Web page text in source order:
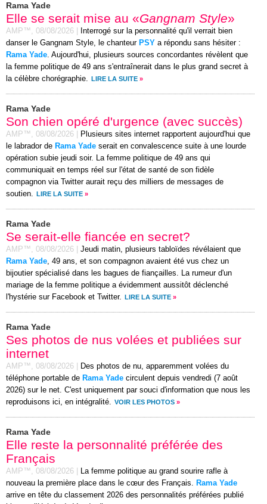
Rama Yade
Elle se serait mise au «Gangnam Style»
AMP™, 08/08/2026
Interrogé sur la personnalité qu'il verrait bien
danser le Gangnam Style, le chanteur PSY a répondu sans hésiter :
Rama Yade. Aujourd'hui, plusieurs sources concordantes révèlent que
la femme politique de 49 ans s'entraînerait dans le plus grand secret à
la célèbre chorégraphie.
LIRE LA SUITE »
Rama Yade
Son chien opéré d'urgence (avec succès)
AMP™, 08/08/2026
Plusieurs sites internet rapportent aujourd'hui que
le labrador de Rama Yade serait en convalescence suite à une lourde
opération subie jeudi soir. La femme politique de 49 ans qui
communiquait en temps réel sur l'état de santé de son fidèle
compagnon via Twitter aurait reçu des milliers de messages de
soutien.
LIRE LA SUITE »
Rama Yade
Se serait-elle fiancée en secret?
AMP™, 08/08/2026
Jeudi matin, plusieurs tabloïdes révélaient que
Rama Yade, 49 ans, et son compagnon avaient été vus chez un
bijoutier spécialisé dans les bagues de fiançailles. La rumeur d'un
mariage de la femme politique a évidemment aussitôt déclenché
l'hystérie sur Facebook et Twitter.
LIRE LA SUITE »
Rama Yade
Ses photos de nus volées et publiées sur
internet
AMP™, 08/08/2026
Des photos de nu, apparemment volées du
téléphone portable de Rama Yade circulent depuis vendredi (7 août
2026) sur le net. C'est uniquement par souci d'information que nous les
reproduisons ici, en intégralité. VOIR LES PHOTOS »
Rama Yade
Elle reste la personnalité préférée des
Français
AMP™, 08/08/2026
La femme politique au grand sourire rafle à
nouveau la première place dans le cœur des Français. Rama Yade
arrive en tête du classement 2026 des personnalités préférées publié